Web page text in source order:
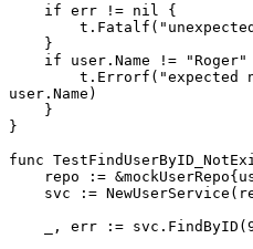
    if
err != nil
{
        t.
Fatalf (
    }
    if
user.Name != "Roger"
        t.
Errorf ( "expected
user.Name)
    }
}
func
    repo
:= &mockUserRepo
    svc
:= NewUserService
    _, err
:= svc. FindByID (